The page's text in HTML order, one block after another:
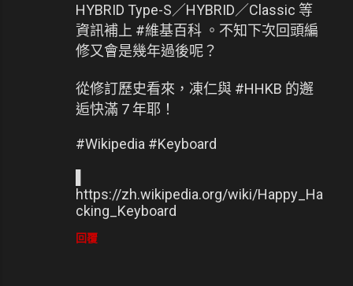
HYBRID Type-S／HYBRID／Classic 等
資訊補上 #維基百科 。不知下次回頭編
修又會是幾年過後呢？
從修訂歷史看來，凍仁與 #HHKB 的邂
逅快滿 7 年耶！
#Wikipedia #Keyboard
https://zh.wikipedia.org/wiki/Happy_Ha
cking_Keyboard
回覆